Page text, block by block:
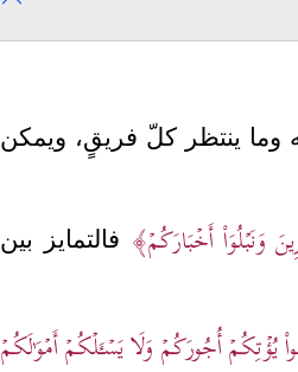
وما ينتظر كلّ فريقٍ، ويمكن
وَنَبۡلُوَاْ أَخۡبَارَكُمۡ﴾ فالتمايز بين
یُؤۡتِكُمۡ أُجُورَكُمۡ وَلَا یَسۡـَٔلۡكُمۡ أَمۡوَ ٰ⁠لَكُمۡ